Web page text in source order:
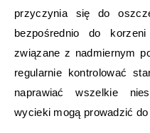
przyczynia się do
bezpośrednio do
związane z nadmiernym
regularnie kontrolować
naprawiać wszelkie
wycieki mogą prowadzić